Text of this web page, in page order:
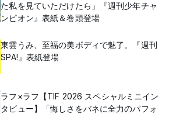
た私を見ていただけたら」『週刊少年チャ
ンピオン』表紙＆巻頭登場
東雲うみ、至福の美ボディで魅了。『週刊
SPA!』表紙登場
ラフ×ラフ【TIF 2026 スペシャルミニイン
タビュー】「悔しさをバネに全力のパフォ